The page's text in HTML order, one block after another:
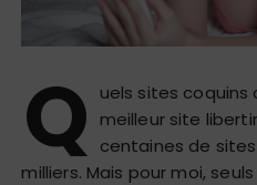
Q
uels sites coquins
meilleur site
centaines de
milliers. Mais pour moi,